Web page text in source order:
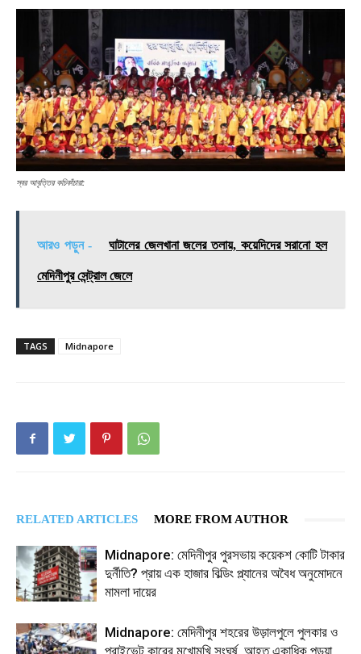
স্বর আবৃত্তির কচিকাঁচারা:
আরও পড়ুন - ঘাটালের জেলখানা জলের তলায়, কয়েদিদের সরানো হল
মেদিনীপুর সেন্ট্রাল জেলে
TAGS Midnapore
RELATED ARTICLES MORE FROM AUTHOR
Midnapore: মেদিনীপুর পুরসভায় কয়েকশ কোটি টাকার
দুর্নীতি? প্রায় এক হাজার বিল্ডিং প্ল্যানের অবৈধ অনুমোদনে
মামলা দায়ের
Midnapore: মেদিনীপুর শহরের উড়ালপুলে পুলকার ও